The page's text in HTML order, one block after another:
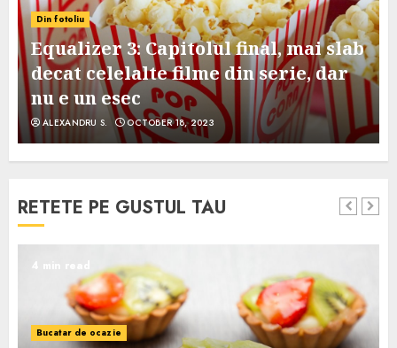
Din fotoliu
Equalizer 3: Capitolul final, mai slab
decat celelalte filme din serie, dar
nu e un esec
ALEXANDRU S. OCTOBER 18, 2023
RETETE PE GUSTUL TAU
4 min read
Bucatar de ocazie